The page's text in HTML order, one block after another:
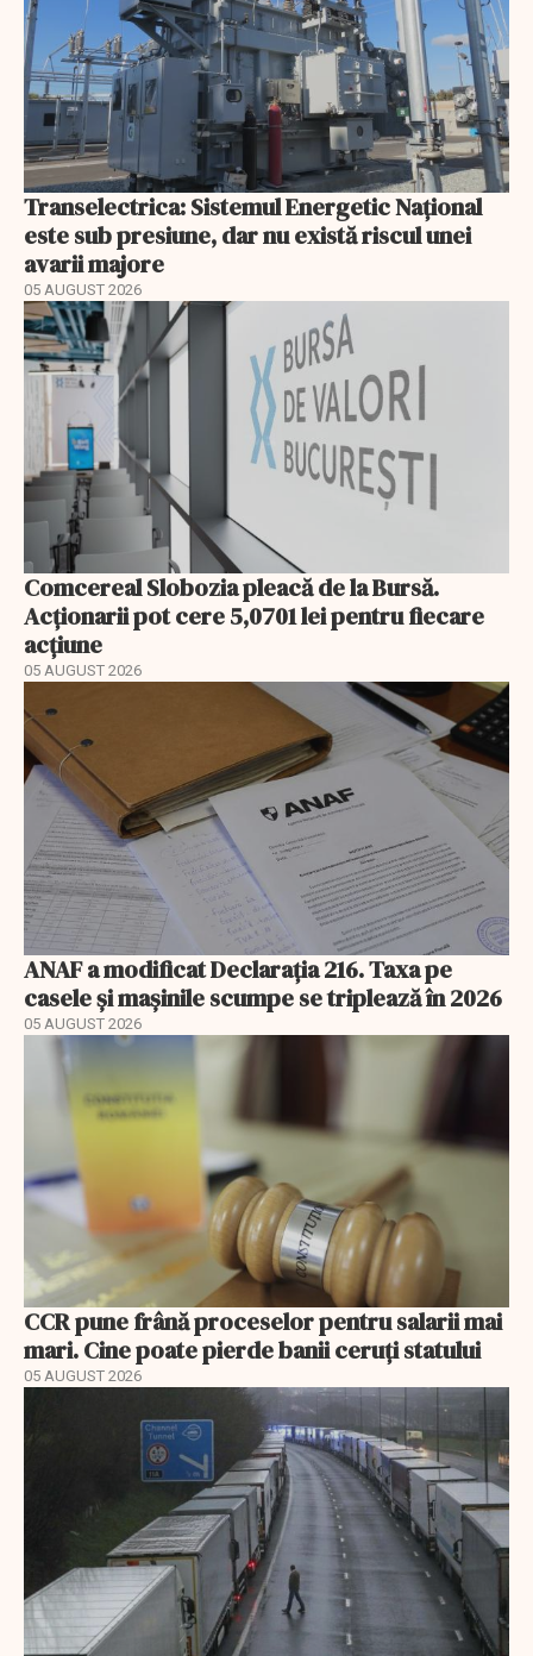
Transelectrica: Sistemul Energetic Național
este sub presiune, dar nu există riscul unei
avarii majore
05 AUGUST 2026
Comcereal Slobozia pleacă de la Bursă.
Acționarii pot cere 5,0701 lei pentru fiecare
acțiune
05 AUGUST 2026
ANAF a modificat Declarația 216. Taxa pe
casele și mașinile scumpe se triplează în 2026
05 AUGUST 2026
CCR pune frână proceselor pentru salarii mai
mari. Cine poate pierde banii ceruți statului
05 AUGUST 2026